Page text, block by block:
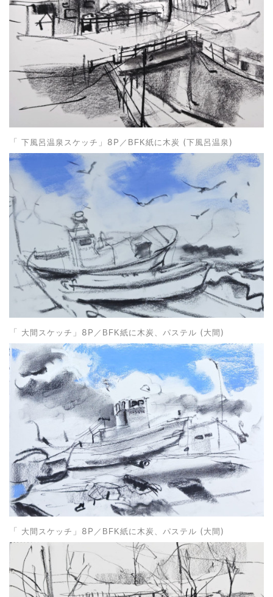
「 下風呂温泉スケッチ 」8P ／BFK紙に木炭 (下風呂温泉 )
「 大間スケッチ 」8P ／ BFK紙に木炭、パステル ( 大間 )
「 大間スケッチ 」8P ／BFK紙に木炭、パステル ( 大間 )